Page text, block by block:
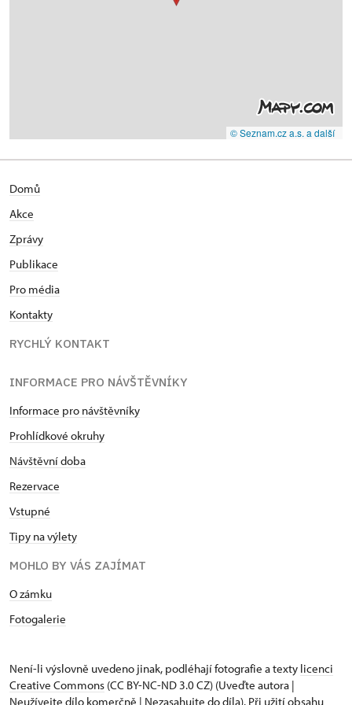
© Seznam.cz a.s. a další
Domů
Akce
Zprávy
Publikace
Pro média
Kontakty
RYCHLÝ KONTAKT
INFORMACE PRO NÁVŠTĚVNÍKY
Informace pro návštěvníky
Prohlídkové okruhy
Návštěvní doba
Rezervace
Vstupné
Tipy na výlety
MOHLO BY VÁS ZAJÍMAT
O zámku
Fotogalerie
Není-li výslovně uvedeno jinak, podléhají fotografie a texty licenci
Creative Commons (CC BY-NC-ND 3.0 CZ) (Uveďte autora |
Neužívejte dílo komerčně | Nezasahujte do díla). Při užití obsahu